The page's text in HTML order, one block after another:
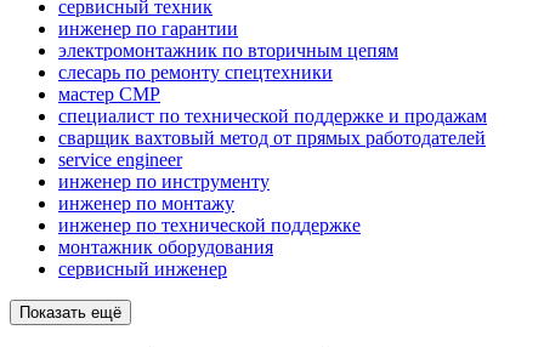
сервисный техник
инженер по гарантии
электромонтажник по вторичным цепям
слесарь по ремонту спецтехники
мастер СМР
специалист по технической поддержке и продажам
сварщик вахтовый метод от прямых работодателей
service engineer
инженер по инструменту
инженер по монтажу
инженер по технической поддержке
монтажник оборудования
сервисный инженер
Показать ещё